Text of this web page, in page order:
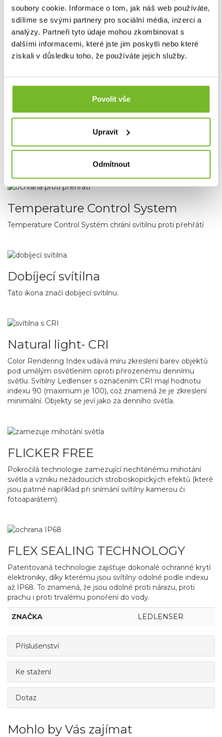
soubory cookie. Informace o tom, jak náš web používáte,
sdílíme se svými partnery pro sociální média, inzerci a
analýzy. Partneři tyto údaje mohou zkombinovat s
dalšími informacemi, které jste jim poskytli nebo které
získali v důsledku toho, že používáte jejich služby.
Povolit vše
Upravit
Odmítnout
Cooling Technology
Dvouvrstvý chladič pro maximální efektivitu odvodu tepla
Magnetic charge system
Temperature Control System
Temperature Control Systém chrání svítilnu proti přehřátí
Dobíjecí svítilna
Tato ikona značí dobíjecí svítilnu.
Natural light- CRI
Color Rendering Index udává míru zkreslení barev objektů
pod umělým osvětlením oproti přirozenému dennímu
světlu. Svítilny Ledlenser s označením CRI mají hodnotu
indexu 90 (maximum je 100), což znamená že je zkreslení
minimální. Objekty se jeví jako za denního světla.
FLICKER FREE
Pokročilá technologie zamezující nechtěnému mihotání
světla a vzniku nežádoucích stroboskopických efektů (které
jsou patrné například při snímání svítilny kamerou či
fotoaparátem).
FLEX SEALING TECHNOLOGY
Patentovaná technologie zajišťuje dokonalé ochranné krytí
elektroniky, díky kterému jsou svítilny odolné podle indexu
až IP68. To znamená, že jsou odolné proti nárazu, proti
prachu i proti trvalému ponoření do vody.
ZNAČKA LEDLENSER
Příslušenství
Ke stažení
Dotaz
Mohlo by Vás zajímat